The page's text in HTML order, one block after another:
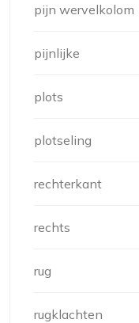
pijn wervelkolom
pijnlijke
plots
plotseling
rechterkant
rechts
rug
rugklachten